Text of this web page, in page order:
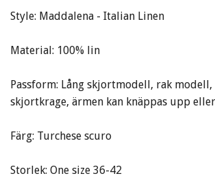
Style: Maddalena - Italian Linen
Material: 100% lin
Passform: Lång skjortmodell, rak
skjortkrage, ärmen kan knäppas upp
Färg: Turchese scuro
Storlek: One size 36-42